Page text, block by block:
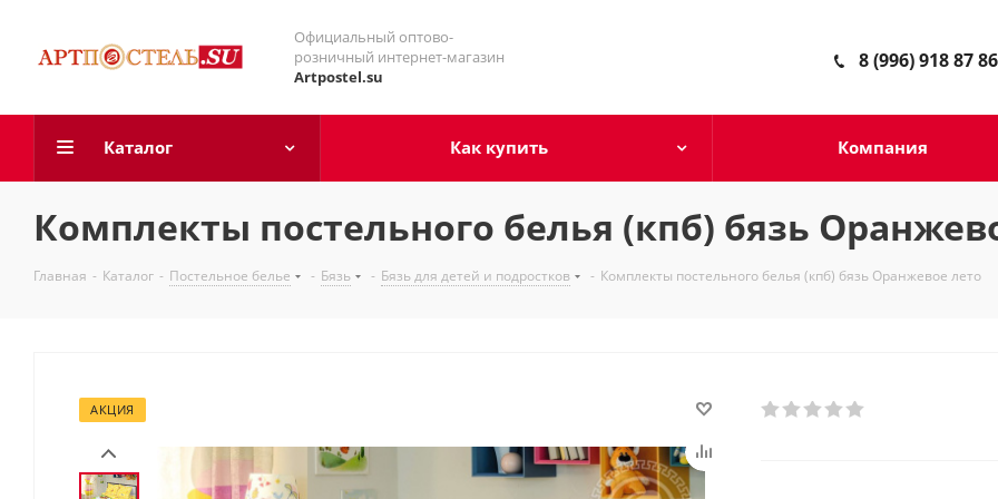
Официальный оптово-
розничный интернет-магазин
Artpostel.su
8 (996) 918 87 86
Каталог Как купить Компания
Комплекты постельного белья (кпб) бязь
Главная - Каталог - Постельное белье - Бязь - Бязь для детей и подростков - Комплекты постельного белья (кпб) бязь Оранжевое лето
АКЦИЯ